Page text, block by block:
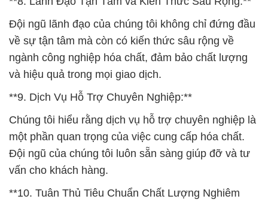
Đội ngũ lãnh đạo của chúng tôi không chỉ đứng đầu
về sự tận tâm mà còn có kiến thức sâu rộng về
ngành công nghiệp hóa chất, đảm bảo chất lượng
và hiệu quả trong mọi giao dịch.
**9. Dịch Vụ Hỗ Trợ Chuyên Nghiệp:**
Chúng tôi hiểu rằng dịch vụ hỗ trợ chuyên nghiệp là
một phần quan trọng của việc cung cấp hóa chất.
Đội ngũ của chúng tôi luôn sẵn sàng giúp đỡ và tư
vấn cho khách hàng.
**10. Tuân Thủ Tiêu Chuẩn Chất Lượng Nghiêm